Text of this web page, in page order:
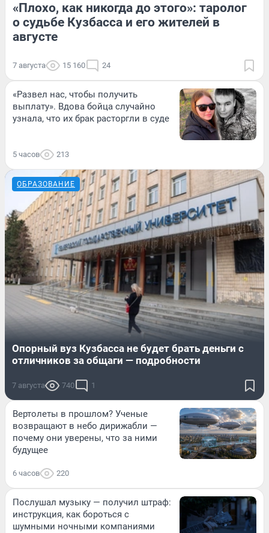
«Плохо, как никогда до этого»: таролог
о судьбе Кузбасса и его жителей в
августе
7 августа 15 160 24
«Развел нас, чтобы получить
выплату». Вдова бойца случайно
узнала, что их брак расторгли в суде
5 часов 213
ОБРАЗОВАНИЕ
Опорный вуз Кузбасса не будет брать деньги с
отличников за общаги — подробности
7 августа 740 1
Вертолеты в прошлом? Ученые
возвращают в небо дирижабли —
почему они уверены, что за ними
будущее
6 часов 220
Послушал музыку — получил штраф:
инструкция, как бороться с
шумными ночными компаниями